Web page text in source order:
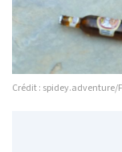
Crédit : spidey.adventure/